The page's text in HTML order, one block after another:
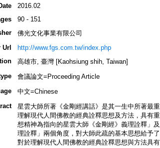
2016.02
90 - 151
佛光文化事業有限公司
http://www.fgs.com.tw/index.php
高雄市, 臺灣 [Kaohsiung shih, Taiwan]
會議論文=Proceeding Article
中文=Chinese
星雲大師所著《金剛經講話》是其一生中所著最
理解現代人間佛教的經典詮釋思想及方法，具有
想精神為指向的星雲大師《金剛經》義理詮釋」
理詮釋」兩個角度，對大師此疏的基本思想給予
對於理解現代人間佛教的經典詮釋思想與方法具有